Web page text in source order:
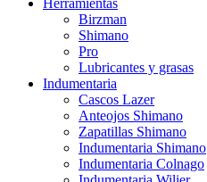
Herramientas
Birzman
Shimano
Pro
Lubricantes y grasas
Indumentaria
Cascos Lazer
Anteojos Shimano
Zapatillas Shimano
Indumentaria Shimano
Indumentaria Colnago